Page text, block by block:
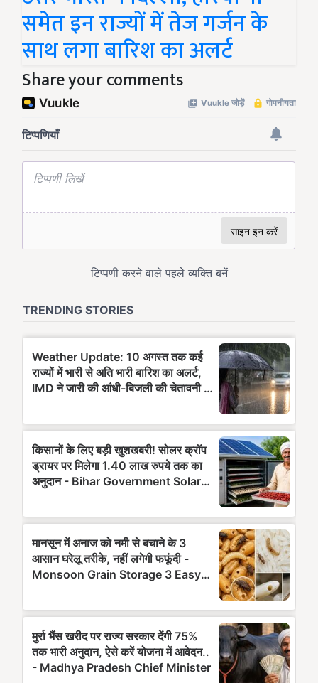
समेत इन राज्यों में तेज गर्जन के
साथ लगा बारिश का अलर्ट
Share your comments